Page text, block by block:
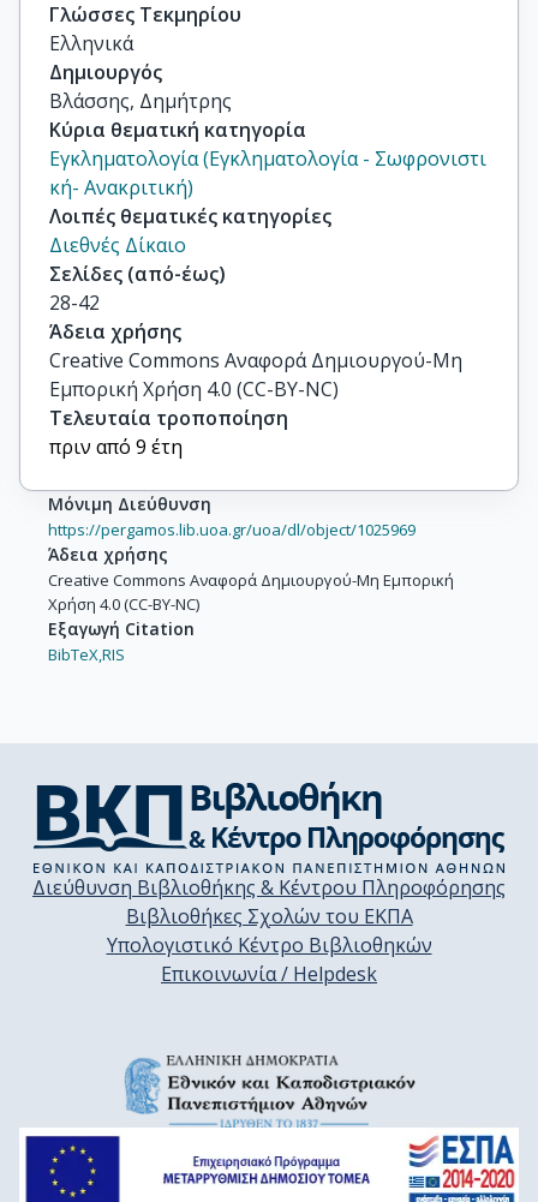
Γλώσσες Τεκμηρίου
Ελληνικά
Δημιουργός
Βλάσσης, Δημήτρης
Κύρια θεματική κατηγορία
Εγκληματολογία (Εγκληματολογία - Σωφρονιστι
κή- Aνακριτική)
Λοιπές θεματικές κατηγορίες
Διεθνές Δίκαιο
Σελίδες (από-έως)
28-42
Άδεια χρήσης
Creative Commons Αναφορά Δημιουργού-Μη
Εμπορική Χρήση 4.0 (CC-BY-NC)
Τελευταία τροποποίηση
πριν από 9 έτη
Μόνιμη Διεύθυνση
https://pergamos.lib.uoa.gr/uoa/dl/object/1025969
Άδεια χρήσης
Creative Commons Αναφορά Δημιουργού-Μη Εμπορική
Χρήση 4.0 (CC-BY-NC)
Εξαγωγή Citation
BibTeX,RIS
Διεύθυνση Βιβλιοθήκης & Κέντρου Πληροφόρησης
Βιβλιοθήκες Σχολών του ΕΚΠΑ
Υπολογιστικό Κέντρο Βιβλιοθηκών
Επικοινωνία / Helpdesk